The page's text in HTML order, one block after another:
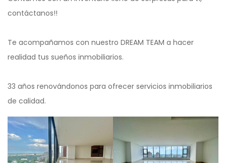
contáctanos!!
Te acompañamos con nuestro DREAM TEAM a hacer
realidad tus sueños inmobiliarios.
33 años renovándonos para ofrecer servicios inmobiliarios
de calidad.